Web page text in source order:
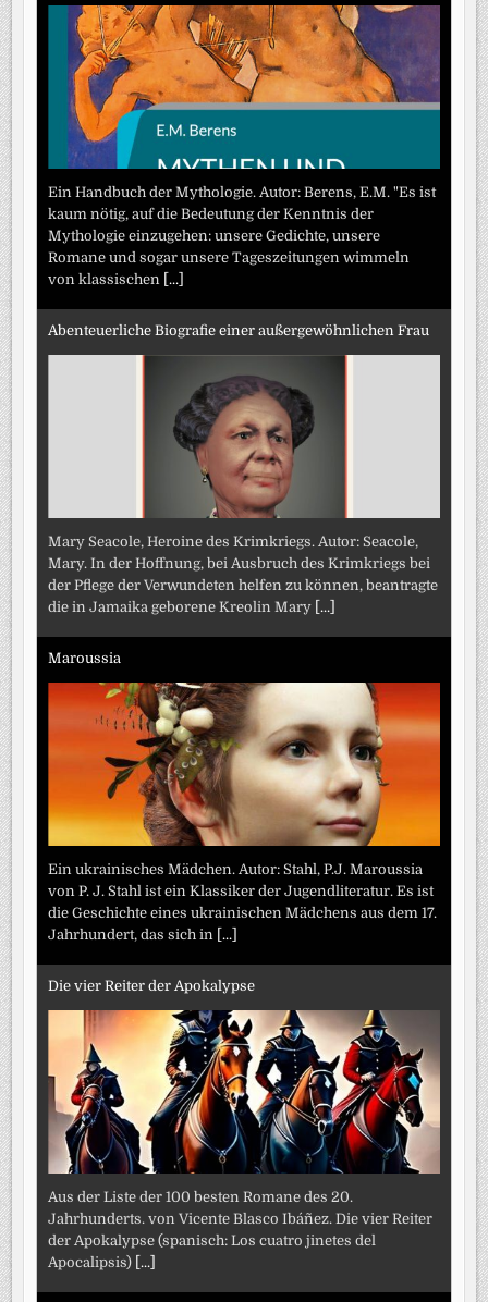
Ein Handbuch der Mythologie. Autor: Berens, E.M. "Es ist
kaum nötig, auf die Bedeutung der Kenntnis der
Mythologie einzugehen: unsere Gedichte, unsere
Romane und sogar unsere Tageszeitungen wimmeln
von klassischen [...]
Abenteuerliche Biografie einer außergewöhnlichen Frau
Mary Seacole, Heroine des Krimkriegs. Autor: Seacole,
Mary. In der Hoffnung, bei Ausbruch des Krimkriegs bei
der Pflege der Verwundeten helfen zu können, beantragte
die in Jamaika geborene Kreolin Mary [...]
Maroussia
Ein ukrainisches Mädchen. Autor: Stahl, P.J. Maroussia
von P. J. Stahl ist ein Klassiker der Jugendliteratur. Es ist
die Geschichte eines ukrainischen Mädchens aus dem 17.
Jahrhundert, das sich in [...]
Die vier Reiter der Apokalypse
Aus der Liste der 100 besten Romane des 20.
Jahrhunderts. von Vicente Blasco Ibáñez. Die vier Reiter
der Apokalypse (spanisch: Los cuatro jinetes del
Apocalipsis) [...]